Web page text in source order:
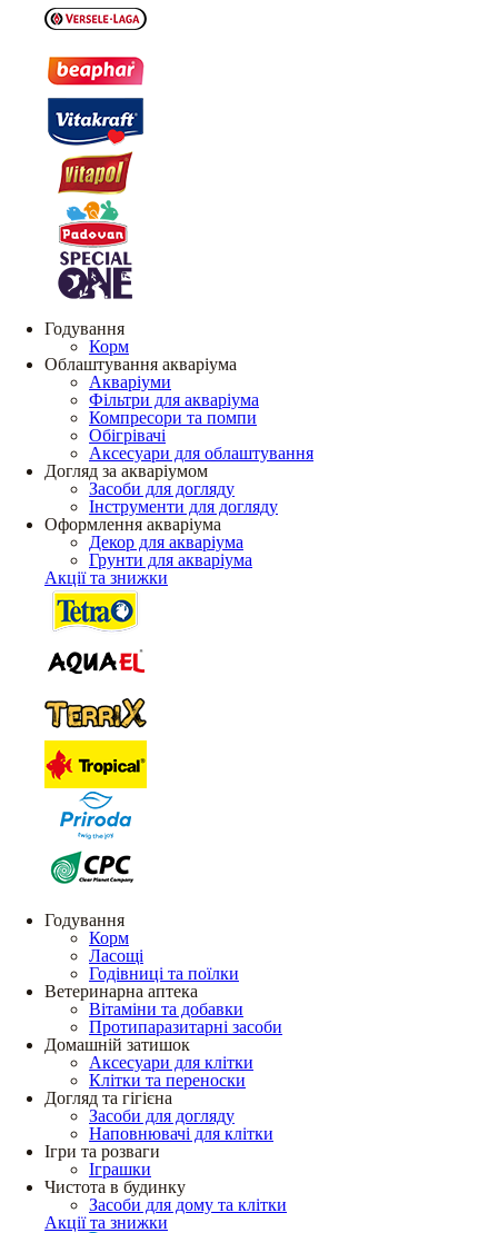
Годування
Корм
Облаштування акваріума
Акваріуми
Фільтри для акваріума
Компресори та помпи
Обігрівачі
Аксесуари для облаштування
Догляд за акваріумом
Засоби для догляду
Інструменти для догляду
Оформлення акваріума
Декор для акваріума
Грунти для акваріума
Акції та знижки
Годування
Корм
Ласощі
Годівниці та поїлки
Ветеринарна аптека
Вітаміни та добавки
Протипаразитарні засоби
Домашній затишок
Аксесуари для клітки
Клітки та переноски
Догляд та гігієна
Засоби для догляду
Наповнювачі для клітки
Ігри та розваги
Іграшки
Чистота в будинку
Засоби для дому та клітки
Акції та знижки